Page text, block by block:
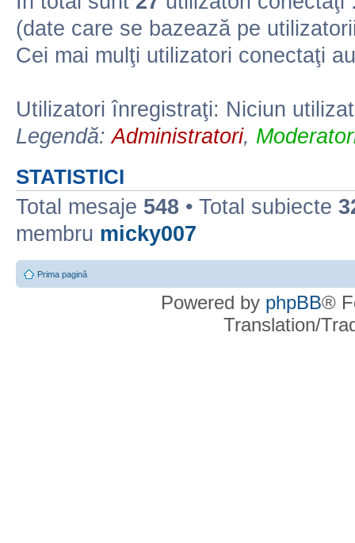
(date care se bazează pe
Cei mai mulţi utilizatori conectaţi
Utilizatori înregistraţi: Niciun
Legendă:Administratori,
STATISTICI
Total mesaje 548 • Total subiecte
membru micky007
Prima pagină
Powered by phpBB®
Translation/